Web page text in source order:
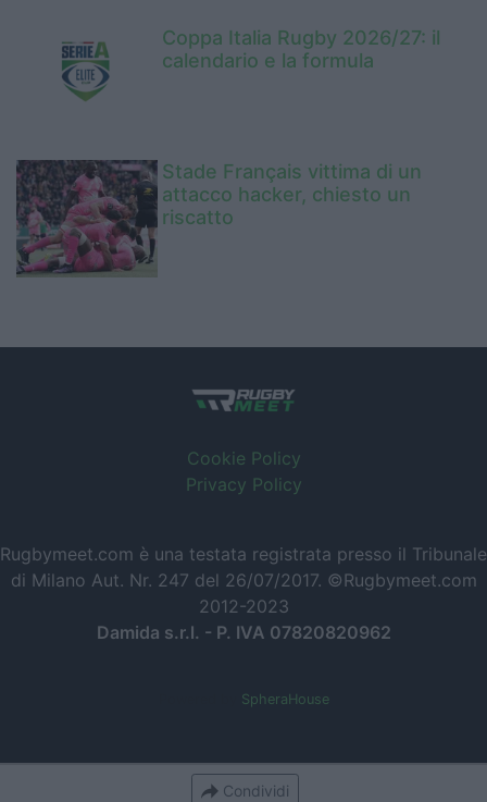
Coppa Italia Rugby 2026/27: il
calendario e la formula
Stade Français vittima di un
attacco hacker, chiesto un
riscatto
Cookie Policy
Privacy Policy
Rugbymeet.com è una testata registrata presso il Tribunale
di Milano Aut. Nr. 247 del 26/07/2017. ©Rugbymeet.com
2012-2023
Damida s.r.l. - P. IVA 07820820962
SpheraHouse
Condividi